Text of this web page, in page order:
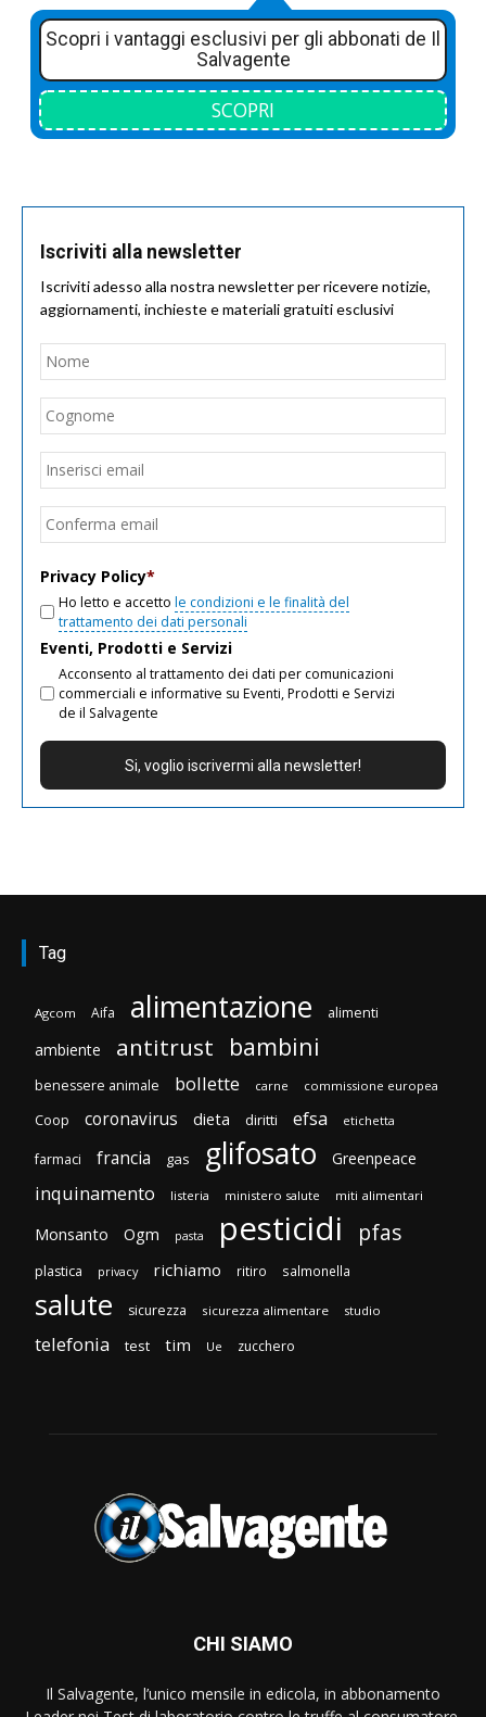
Scopri i vantaggi esclusivi per gli abbonati de Il
Salvagente
SCOPRI
Iscriviti alla newsletter
Iscriviti adesso alla nostra newsletter per ricevere notizie,
aggiornamenti, inchieste e materiali gratuiti esclusivi
Nome
Email
Privacy Policy*
Ho letto e accetto le condizioni e le finalità del
trattamento dei dati personali
Eventi, Prodotti e Servizi
Acconsento al trattamento dei dati per comunicazioni
commerciali e informative su Eventi, Prodotti e Servizi
de il Salvagente
Tag
Agcom Aifa alimentazione alimenti
ambiente antitrust bambini
benessere animale bollette carne commissione europea
Coop coronavirus dieta diritti efsa etichetta
farmaci francia gas glifosato Greenpeace
inquinamento listeria ministero salute miti alimentari
Monsanto Ogm pasta pesticidi pfas
plastica privacy richiamo ritiro salmonella
salute sicurezza sicurezza alimentare studio
telefonia test tim Ue zucchero
CHI SIAMO
Il Salvagente, l’unico mensile in edicola, in abbonamento